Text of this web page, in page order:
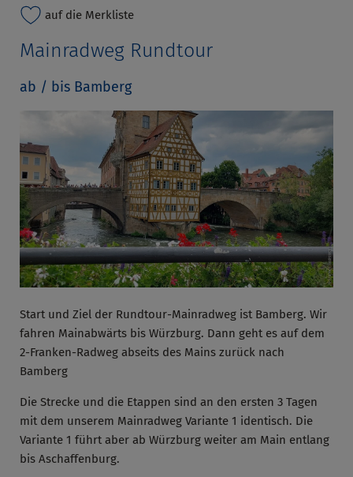
auf die Merkliste
Mainradweg Rundtour
ab / bis Bamberg
Start und Ziel der Rundtour-Mainradweg ist Bamberg. Wir
fahren Mainabwärts bis Würzburg. Dann geht es auf dem
2-Franken-Radweg abseits des Mains zurück nach
Bamberg
Die Strecke und die Etappen sind an den ersten 3 Tagen
mit dem unserem Mainradweg Variante 1 identisch. Die
Variante 1 führt aber ab Würzburg weiter am Main entlang
bis Aschaffenburg.